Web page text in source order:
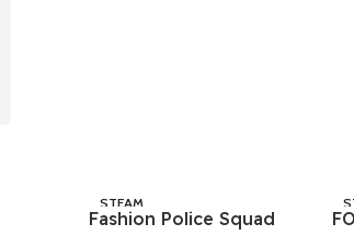
STEAM
Fashion Police Squad